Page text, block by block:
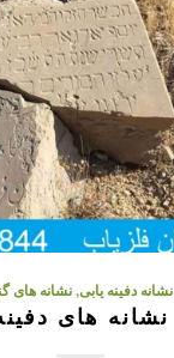
نشانه دفینه یابی,نشانه های
نشانه های